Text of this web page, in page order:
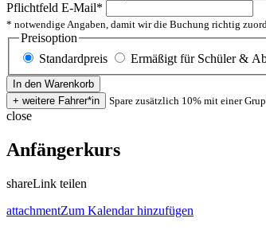
Pflichtfeld E-Mail*
* notwendige Angaben, damit wir die Buchung richtig
Preisoption
Standardpreis
Ermäßigt für Schüler &
Spare zusätzlich 10% mit einer
close
Anfängerkurs
shareLink teilen
attachmentZum Kalendar hinzufügen